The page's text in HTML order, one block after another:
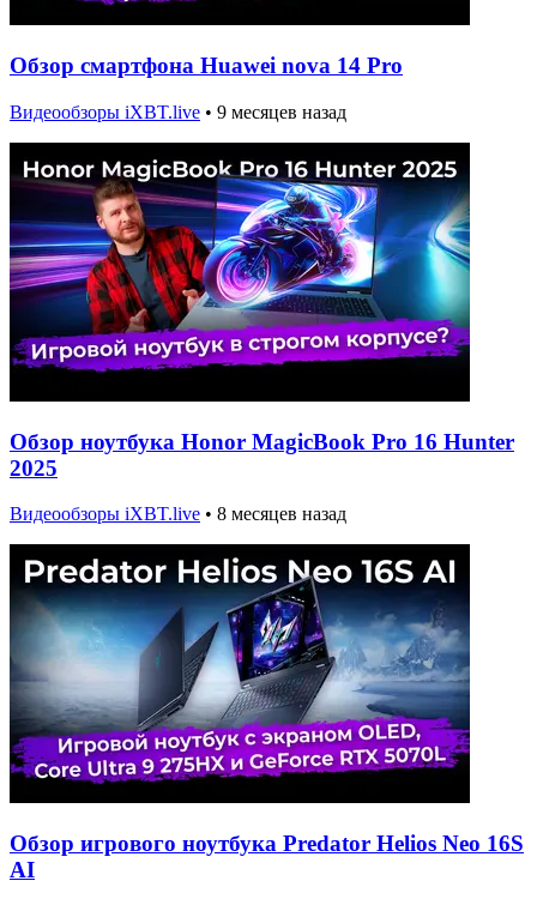
Обзор смартфона Huawei nova 14 Pro
Видеообзоры iXBT.live • 9 месяцев назад
Обзор ноутбука Honor MagicBook Pro 16 Hunter
2025
Видеообзоры iXBT.live • 8 месяцев назад
Обзор игрового ноутбука Predator Helios Neo 16S
AI